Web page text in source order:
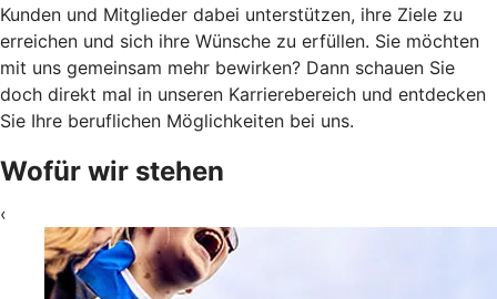
Kunden und Mitglieder dabei unterstützen, ihre Ziele zu
erreichen und sich ihre Wünsche zu erfüllen. Sie möchten
mit uns gemeinsam mehr bewirken? Dann schauen Sie
doch direkt mal in unseren Karrierebereich und entdecken
Sie Ihre beruflichen Möglichkeiten bei uns.
Wofür wir stehen
‹